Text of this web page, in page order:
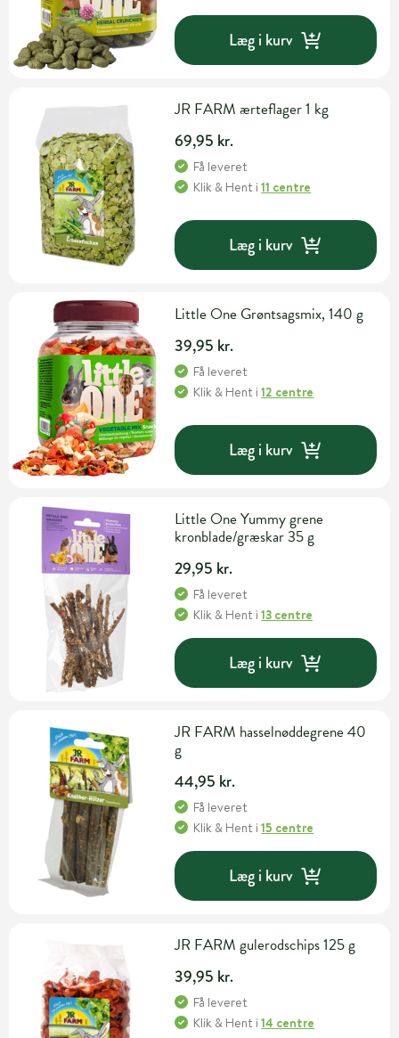
Læg i kurv
JR FARM ærteflager 1 kg
69,95 kr.
Få leveret
Klik & Hent i11 centre
Læg i kurv
Little One Grøntsagsmix, 140 g
39,95 kr.
Få leveret
Klik & Hent i12 centre
Læg i kurv
Little One Yummy grene
kronblade/græskar 35 g
29,95 kr.
Få leveret
Klik & Hent i13 centre
Læg i kurv
JR FARM hasselnøddegrene 40
g
44,95 kr.
Få leveret
Klik & Hent i15 centre
Læg i kurv
JR FARM gulerodschips 125 g
39,95 kr.
Få leveret
Klik & Hent i14 centre